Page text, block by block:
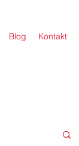
Blog Kontakt